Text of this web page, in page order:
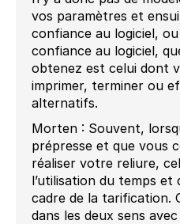
vos paramètres et
confiance au logiciel,
confiance au logiciel,
obtenez est celui dont
imprimer, terminer ou
alternatifs.
Morten : Souvent,
prépresse et que vous
réaliser votre reliure,
l’utilisation du temps
cadre de la tarification.
dans les deux sens